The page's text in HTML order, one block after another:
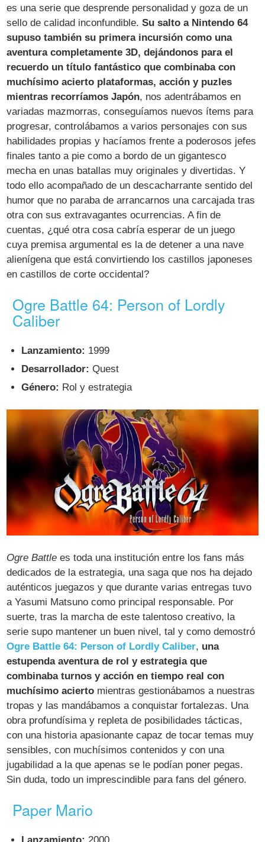
es una serie que desprende personalidad y goza de un
sello de calidad inconfundible.Su salto a Nintendo 64
supuso también su primera incursión como una
aventura completamente 3D, dejándonos para el
recuerdo un título fantástico que combinaba con
muchísimo acierto plataformas, acción y puzles
mientras recorríamos Japón, nos adentrábamos en
variadas mazmorras, conseguíamos nuevos ítems para
progresar, controlábamos a varios personajes con sus
habilidades propias y hacíamos frente a poderosos jefes
finales tanto a pie como a bordo de un gigantesco
mecha en unas batallas muy originales y divertidas. Y
todo ello acompañado de un descacharrante sentido del
humor que no paraba de arrancarnos una carcajada tras
otra con sus extravagantes ocurrencias. A fin de
cuentas, ¿qué otra cosa cabría esperar de un juego
cuya premisa argumental es la de detener a una nave
alienígena que está convirtiendo los castillos japoneses
en castillos de corte occidental?
Ogre Battle 64: Person of Lordly
Caliber
Lanzamiento: 1999
Desarrollador: Quest
Género: Rol y estrategia
Ogre Battle es toda una institución entre los fans más
dedicados de la estrategia, una saga que nos ha dejado
auténticos juegazos y que durante varias entregas tuvo
a Yasumi Matsuno como principal responsable. Por
suerte, tras la marcha de este talentoso creativo, la
serie supo mantener un buen nivel, tal y como demostró
Ogre Battle 64: Person of Lordly Caliber, una
estupenda aventura de rol y estrategia que
combinaba turnos y acción en tiempo real con
muchísimo acierto mientras gestionábamos a nuestras
tropas y las mandábamos a conquistar fortalezas. Una
obra profundísima y repleta de posibilidades tácticas,
con una historia apasionante capaz de tocar temas muy
sensibles, con muchísimos contenidos y con una
jugabilidad a la que apenas se le podían poner pegas.
Sin duda, todo un imprescindible para fans del género.
Paper Mario